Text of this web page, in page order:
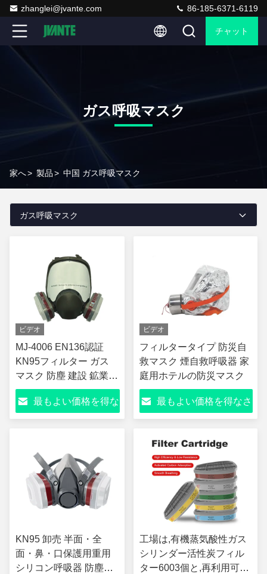
zhanglei@jvante.com 86-185-6371-6119
チャット
ガス呼吸マスク
家へ> 製品> 中国 ガス呼吸マスク
ガス呼吸マスク
ビデオ
MJ-4006 EN136認証
KN95フィルター ガス
マスク 防塵 建設 鉱業
化学塗装 安全用
最もよい価格を得な
ビデオ
フィルタータイプ 防災自
救マスク 煙自救呼吸器 家
庭用ホテルの防災マスク
最もよい価格を得なさ
KN95 卸売 半面・全
面・鼻・口保護用重用
シリコン呼吸器 防塵機
工場は,有機蒸気酸性ガス
シリンダー活性炭フィル
ター6003個と,再利用可能